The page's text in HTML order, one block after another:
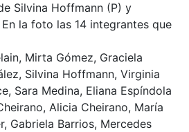
Silvina Hoffmann (P) y
la foto las 14 integrantes que
Mirta Gómez, Graciela
Silvina Hoffmann, Virginia
Sara Medina, Eliana Espíndola
Alicia Cheirano, María
Gabriela Barrios, Mercedes